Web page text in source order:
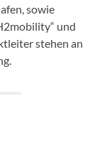
sowie
und
stehen an